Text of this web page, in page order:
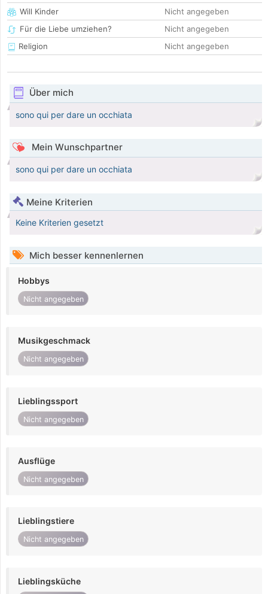
Will Kinder
Nicht angegeben
Für die Liebe umziehen?
Nicht angegeben
Religion
Nicht angegeben
Über mich
sono qui per dare un occhiata
Mein Wunschpartner
sono qui per dare un occhiata
Meine Kriterien
Keine Kriterien gesetzt
Mich besser kennenlernen
Hobbys
Nicht angegeben
Musikgeschmack
Nicht angegeben
Lieblingssport
Nicht angegeben
Ausflüge
Nicht angegeben
Lieblingstiere
Nicht angegeben
Lieblingsküche